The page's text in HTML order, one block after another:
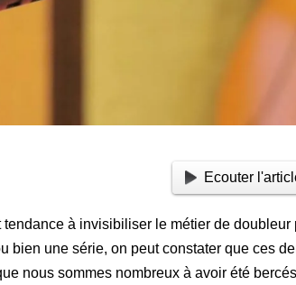
Ecouter
tendance à invisibiliser le métier de doubleur
bien une série, on peut constater que ces
nous sommes nombreux à avoir été